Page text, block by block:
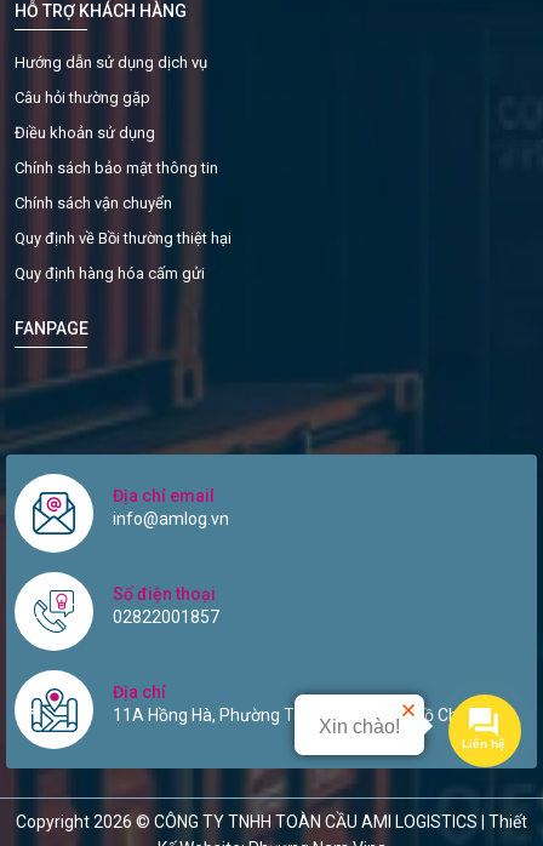
HỖ TRỢ KHÁCH HÀNG
Hướng dẫn sử dụng dịch vụ
Câu hỏi thường gặp
Điều khoản sử dụng
Chính sách bảo mật thông tin
Chính sách vận chuyển
Quy định về Bồi thường thiệt hại
Quy định hàng hóa cấm gửi
FANPAGE
Địa chỉ email
info@amlog.vn
Số điện thoại
02822001857
Địa chỉ
11A Hồng Hà, Phường Tân Sơn Hòa, TP Hồ Chí Minh.
Copyright 2026 © CÔNG TY TNHH TOÀN CẦU AMI LOGISTICS | Thiết
Liên hệ
Xin chào!